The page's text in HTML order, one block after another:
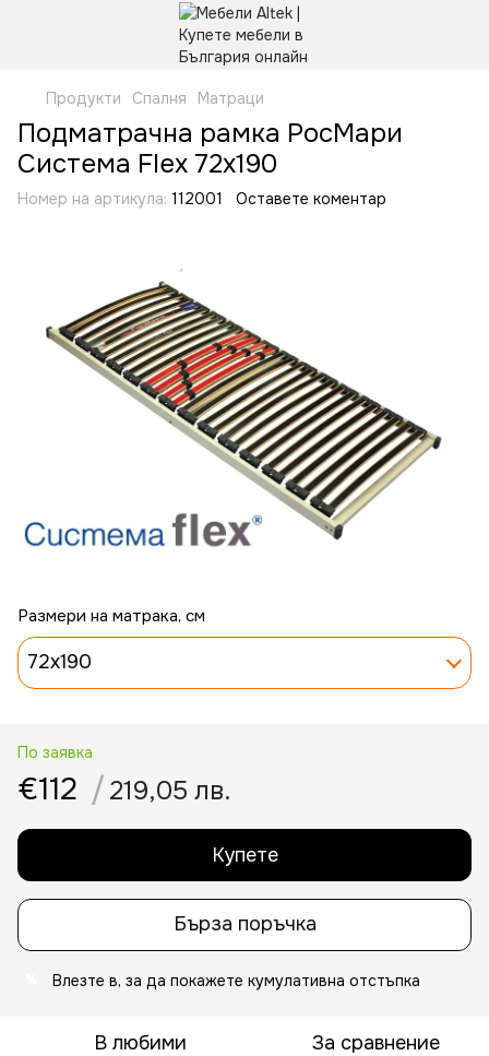
Продукти Спалня Матраци
Подматрачна рамка РосМари
Система Flex 72x190
Номер на артикула: 112001 Оставете коментар
Размери на матрака, см
72x190
По заявка
€112 / 219,05 лв.
Купете
Бърза поръчка
Влезте в, за да покажете кумулативна отстъпка
В любими За сравнение